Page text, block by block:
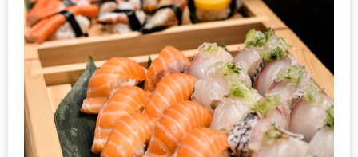
อินน์
เชียงใหม่
PANDA
TIME
:
ทำไม